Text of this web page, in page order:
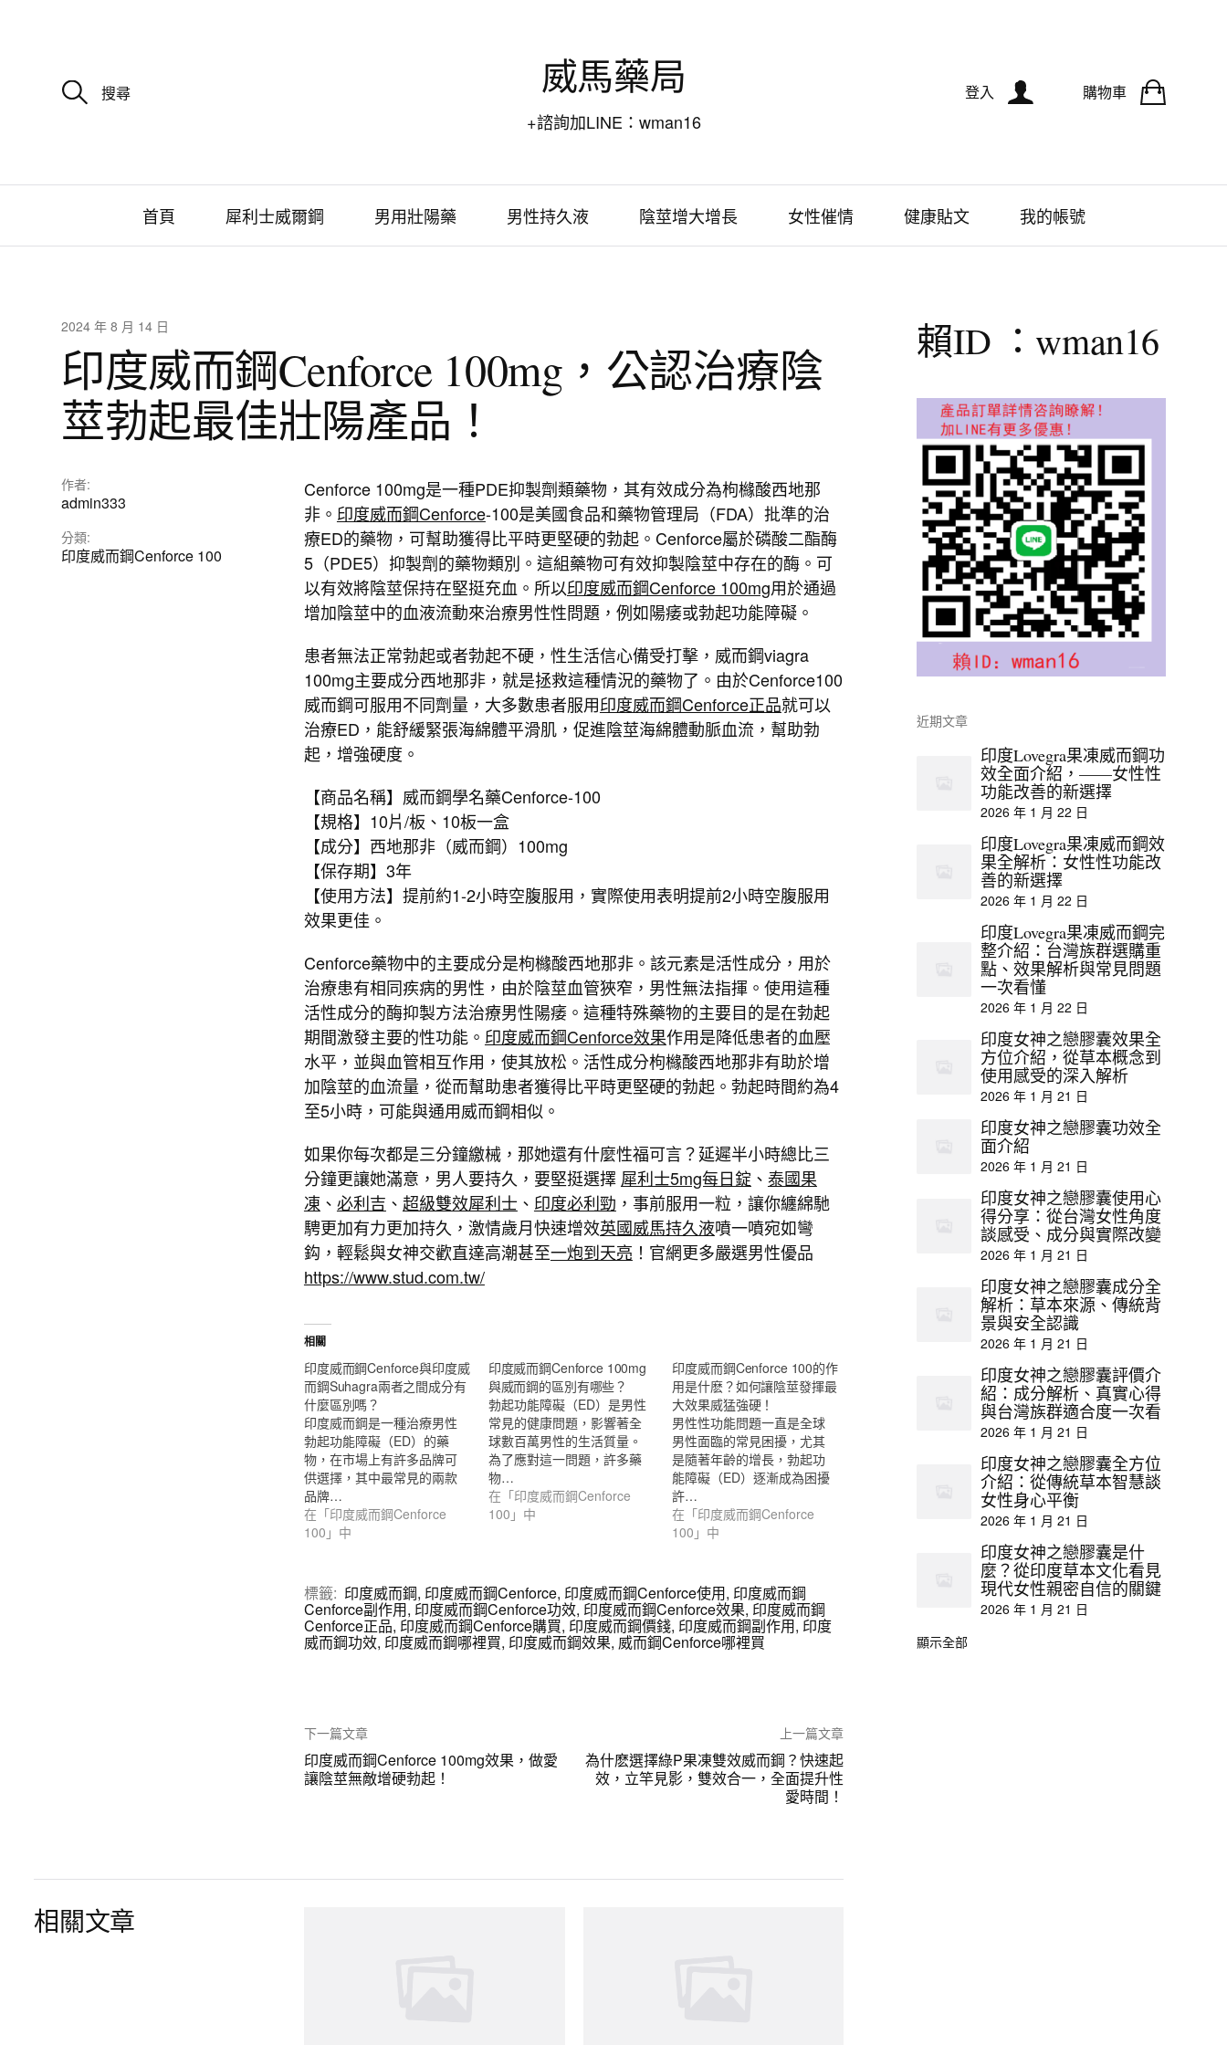
搜
尋 威馬藥局
+諮詢加LINE：wman16
登入 購物車
首頁 犀利士威爾鋼 男用壯陽藥 男性持久液 陰莖增大增長 女性催情 健康貼文 我的帳號
2024 年 8 月 14 日
印度威而鋼Cenforce 100mg，公認治療陰
莖勃起最佳壯陽產品！
作者:
admin333
分類:
印度威而鋼Cenforce 100
Cenforce 100mg是一種PDE抑製劑類藥物，其有效成分為枸櫞酸西地那
非。 印度威而鋼Cenforce-100是美國食品和藥物管理局（FDA）批準的治
療ED的藥物，可幫助獲得比平時更堅硬的勃起。Cenforce屬於磷酸二酯酶
5（PDE5）抑製劑的藥物類別。這組藥物可有效抑製陰莖中存在的酶。可
以有效將陰莖保持在堅挺充血。所以印度威而鋼Cenforce 100mg用於通過
增加陰莖中的血液流動來治療男性性問題，例如陽痿或勃起功能障礙。
患者無法正常勃起或者勃起不硬，性生活信心備受打擊，威而鋼viagra
100mg主要成分西地那非，就是拯救這種情況的藥物了。由於Cenforce100
威而鋼可服用不同劑量，大多數患者服用印度威而鋼Cenforce正品就可以
治療ED，能舒緩緊張海綿體平滑肌，促進陰莖海綿體動脈血流，幫助勃
起，增強硬度。
【商品名稱】威而鋼學名藥Cenforce-100
【規格】10片/板、10板一盒
【成分】西地那非（威而鋼）100mg
【保存期】3年
【使用方法】提前約1-2小時空腹服用，實際使用表明提前2小時空腹服用
效果更佳。
Cenforce藥物中的主要成分是枸櫞酸西地那非。該元素是活性成分，用於
治療患有相同疾病的男性，由於陰莖血管狹窄，男性無法指揮。使用這種
活性成分的酶抑製方法治療男性陽痿。這種特殊藥物的主要目的是在勃起
期間激發主要的性功能。 印度威而鋼Cenforce效果作用是降低患者的血壓
水平，並與血管相互作用，使其放松。活性成分枸櫞酸西地那非有助於增
加陰莖的血流量，從而幫助患者獲得比平時更堅硬的勃起。勃起時間約為4
至5小時，可能與通用威而鋼相似。
如果你每次都是三分鐘繳械，那她還有什麼性福可言？延遲半小時總比三
分鐘更讓她滿意，男人要持久，要堅挺選擇 犀利士5mg每日錠 、 泰國果
凍 、 必利吉 、 超級雙效犀利士 、 印度必利勁 ，事前服用一粒，讓你纏綿馳
騁更加有力更加持久，激情歲月快速增效英國威馬持久液噴一噴宛如彎
鈎，輕鬆與女神交歡直達高潮甚至一炮到天亮 ！官網更多嚴選男性優品
https://www.stud.com.tw/
相關
印度威而鋼Cenforce與印度威
而鋼Suhagra兩者之間成分有
什麼區別嗎？
印度威而鋼是一種治療男性
勃起功能障礙（ED）的藥
物，在市場上有許多品牌可
供選擇，其中最常見的兩款
品牌…
在「印度威而鋼Cenforce
100」中
印度威而鋼Cenforce 100mg
與威而鋼的區別有哪些？
勃起功能障礙（ED）是男性
常見的健康問題，影響著全
球數百萬男性的生活質量。
為了應對這一問題，許多藥
物…
在「印度威而鋼Cenforce
100」中
印度威而鋼Cenforce 100的作
用是什麽？如何讓陰莖發揮最
大效果威猛強硬！
男性性功能問題一直是全球
男性面臨的常見困擾，尤其
是隨著年齡的增長，勃起功
能障礙（ED）逐漸成為困擾
許…
在「印度威而鋼Cenforce
100」中
標籤: 印度威而鋼, 印度威而鋼Cenforce, 印度威而鋼Cenforce使用, 印度威而鋼
Cenforce副作用, 印度威而鋼Cenforce功效, 印度威而鋼Cenforce效果, 印度威而鋼
Cenforce正品, 印度威而鋼Cenforce購買, 印度威而鋼價錢, 印度威而鋼副作用, 印度
威而鋼功效, 印度威而鋼哪裡買, 印度威而鋼效果, 威而鋼Cenforce哪裡買
下一篇文章
印度威而鋼Cenforce 100mg效果，做愛
讓陰莖無敵增硬勃起！
上一篇文章
為什麽選擇綠P果凍雙效威而鋼？快速起
效，立竿見影，雙效合一，全面提升性
愛時間！
相關文章
賴ID ：wman16
近期文章
印度Lovegra果凍威而鋼功
效全面介紹，——女性性
功能改善的新選擇
2026 年 1 月 22 日
印度Lovegra果凍威而鋼效
果全解析：女性性功能改
善的新選擇
2026 年 1 月 22 日
印度Lovegra果凍威而鋼完
整介紹：台灣族群選購重
點、效果解析與常見問題
一次看懂
2026 年 1 月 22 日
印度女神之戀膠囊效果全
方位介紹，從草本概念到
使用感受的深入解析
2026 年 1 月 21 日
印度女神之戀膠囊功效全
面介紹
2026 年 1 月 21 日
印度女神之戀膠囊使用心
得分享：從台灣女性角度
談感受、成分與實際改變
2026 年 1 月 21 日
印度女神之戀膠囊成分全
解析：草本來源、傳統背
景與安全認識
2026 年 1 月 21 日
印度女神之戀膠囊評價介
紹：成分解析、真實心得
與台灣族群適合度一次看
2026 年 1 月 21 日
印度女神之戀膠囊全方位
介紹：從傳統草本智慧談
女性身心平衡
2026 年 1 月 21 日
印度女神之戀膠囊是什
麼？從印度草本文化看見
現代女性親密自信的關鍵
2026 年 1 月 21 日
顯示全部